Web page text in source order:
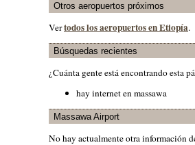
Otros aeropuertos próximos
Vertodos los aeropuertos en Etiopía.
Búsquedas recientes
¿Cuánta gente está encontrando esta
hay internet en massawa
Massawa Airport
No hay actualmente otra información